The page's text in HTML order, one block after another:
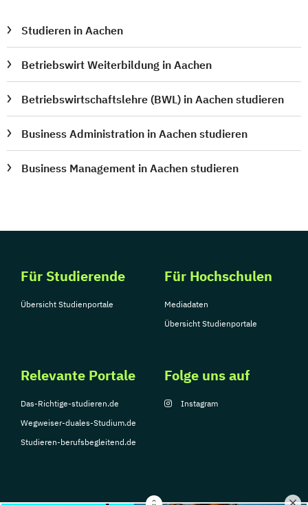
Studieren in Aachen
Betriebswirt Weiterbildung in Aachen
Betriebswirtschaftslehre (BWL) in Aachen studieren
Business Administration in Aachen studieren
Business Management in Aachen studieren
Für Studierende
Übersicht Studienportale
Für Hochschulen
Mediadaten
Übersicht Studienportale
Relevante Portale
Das-Richtige-studieren.de
Wegweiser-duales-Studium.de
Studieren-berufsbegleitend.de
Folge uns auf
Instagram